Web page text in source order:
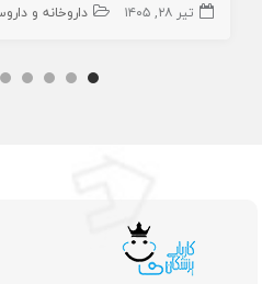
تیر ۲۸, ۱۴۰۵ داروخانه و